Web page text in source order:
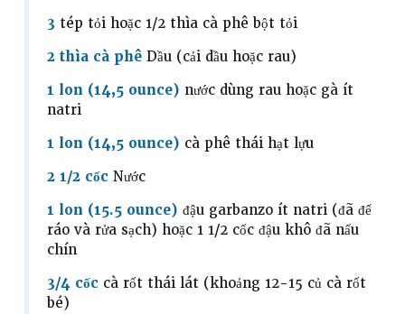
3 tép tỏi hoặc 1/2 thìa cà phê bột tỏi
2 thìa cà phê Dầu (cải dầu hoặc rau)
1 lon (14,5 ounce) nước dùng rau hoặc gà ít
natri
1 lon (14,5 ounce) cà phê thái hạt lựu
2 1/2 cốc Nước
1 lon (15.5 ounce) đậu garbanzo ít natri (đã để
ráo và rửa sạch) hoặc 1 1/2 cốc đậu khô đã nấu
chín
3/4 cốc cà rốt thái lát (khoảng 12-15 củ cà rốt
bé)